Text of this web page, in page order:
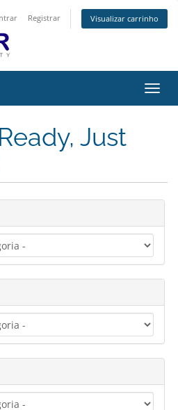
Registrar Visualizar carrinho
Just